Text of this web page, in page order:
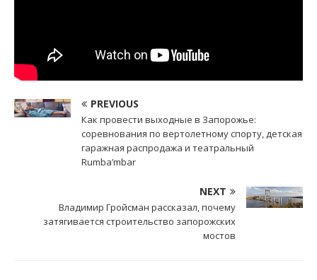
PREVIOUS
Как провести выходные в Запорожье:
соревнования по вертолетному спорту, детская
гаражная распродажа и театральный
Rumba’mbar
NEXT
Владимир Гройсман рассказал, почему
затягивается строительство запорожских
мостов